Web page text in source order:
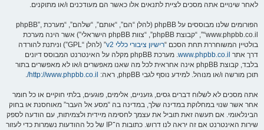
לאחר שינויים אתה מסכים לציית לתנאים אלו כאשר הם מעודכנים ו/או מתוקנים.
הפורומים שלנו מבוססים על phpBB (להלן “הם”, “אותם”, “שלהם”, “מערכת phpBB”,
“www.phpbb.co.il”, “קבוצת phpBB”, “צוות phpBB הישראלי”) אשר הינה מערכת
בולטיין המשוחררת תחת הסכם “רישיון ציבורי כללי v2
” (להלן “GPL”) וניתנת להורדה
דרך אתר www.phpbb.co.il
. מערכת phpBB מקלה על האינטרנט המבוסס דיונים
בלבד, קבוצת phpBB אינה אחראית לכל מה שאנו מאפשרים ו/או לא מאפשרים בתור
תוכן מורשה ו/או מנוהל. למידע נוסף לגבי phpBB, ראה:
http://www.phpbb.co.il/
.
אתה מסכים לא לשלוח דברים גסים, גזעניים, אלימים, פוגעים, בלתי חוקיים או כל חומר
אחר אשר שנוי במחלוקת במדינה שלך, במדינה בה “מסע אל העבר” מאוחסנת או בחוק
הבינלאומי. אם תעשה זאת תוביל את עצמך לחסימה מיידית ולצמיתות, עם הודעה לספק
שירות האינטרנט אם זה יראה לנו דרוש. כתובות ה־IP של כל ההודעות נשמרות כדי לעזור